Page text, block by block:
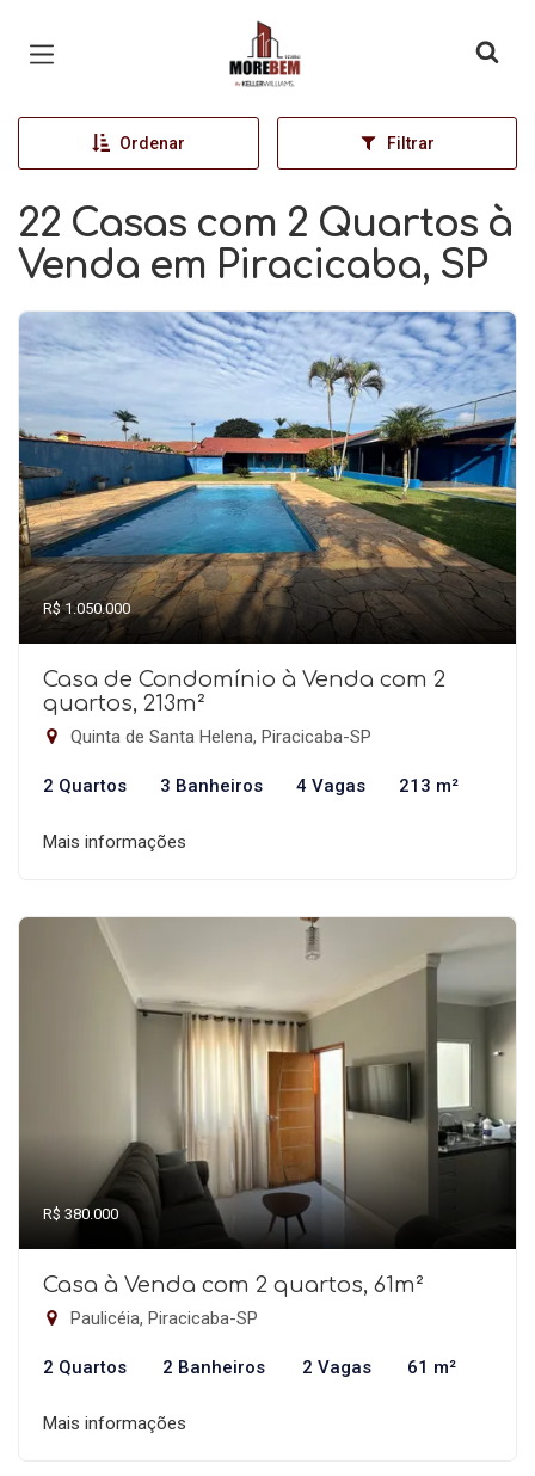
Página inicial
Ordenar Filtrar
22 Casas com 2 Quartos à
Venda em Piracicaba, SP
R$ 1.050.000
Casa de Condomínio à Venda com 2
quartos, 213m²
Quinta de Santa Helena, Piracicaba-SP
2 Quartos 3 Banheiros 4 Vagas 213 m²
Mais informações
R$ 380.000
Casa à Venda com 2 quartos, 61m²
Paulicéia, Piracicaba-SP
2 Quartos 2 Banheiros 2 Vagas 61 m²
Mais informações